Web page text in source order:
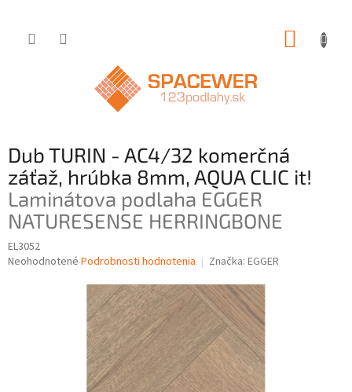
Dub TURIN - AC4/32 komerčná
záťaž, hrúbka 8mm, AQUA CLIC it!
Laminátova podlaha EGGER
NATURESENSE HERRINGBONE
EL3052
Priemerné
Neohodnotené Podrobnosti hodnotenia Značka: EGGER